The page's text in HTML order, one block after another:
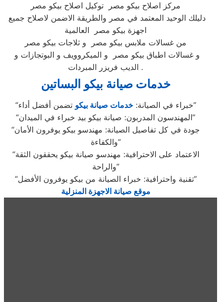
مركز اصلاح بيكو مصر توكيل اصلاح بيكو مصر
اجهزة بيكو مصر العالمية
من غسالات ملابس بيكو مصر و ثلاجات بيكو مصر
الديب فريزر المبردات .
خدمات صيانة بيكو البساتين
“خبراء في الصيانة:خدمات صيانة بيكو
تضمن أفضل أداء”
“المهندسون المدربون: صيانة بيكو بيد خبراء في الميدان”
“جودة في كل تفاصيل الصيانة: مهندسو بيكو يوفرون الأمان
والكفاءة”
“الاعتماد على الاحترافية: مهندسو صيانة بيكو يحققون الثقة
والراحة”
“تقنية واحترافية: خبراء الصيانة من بيكو يوفرون الأفضل”
موقع صيانة الاجهزة المنزلية